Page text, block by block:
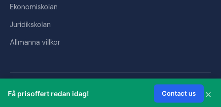
Ekonomiskolan
Juridikskolan
Allmänna villkor
© 2026 Sveago AB. Alla rättigheter förbehållna.
Få prisoffert redan idag! Contact us ×